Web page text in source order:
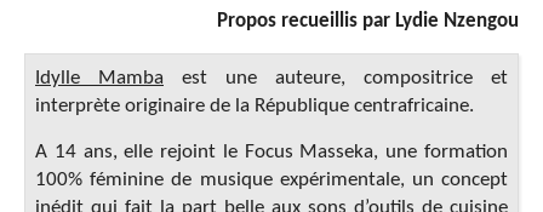
Propos recueillis par Lydie Nzengou
Idylle Mamba est une auteure, compositrice et
interprète originaire de la République centrafricaine.
A 14 ans, elle rejoint le Focus Masseka, une formation
100% féminine de musique expérimentale, un concept
inédit qui fait la part belle aux sons d’outils de cuisine